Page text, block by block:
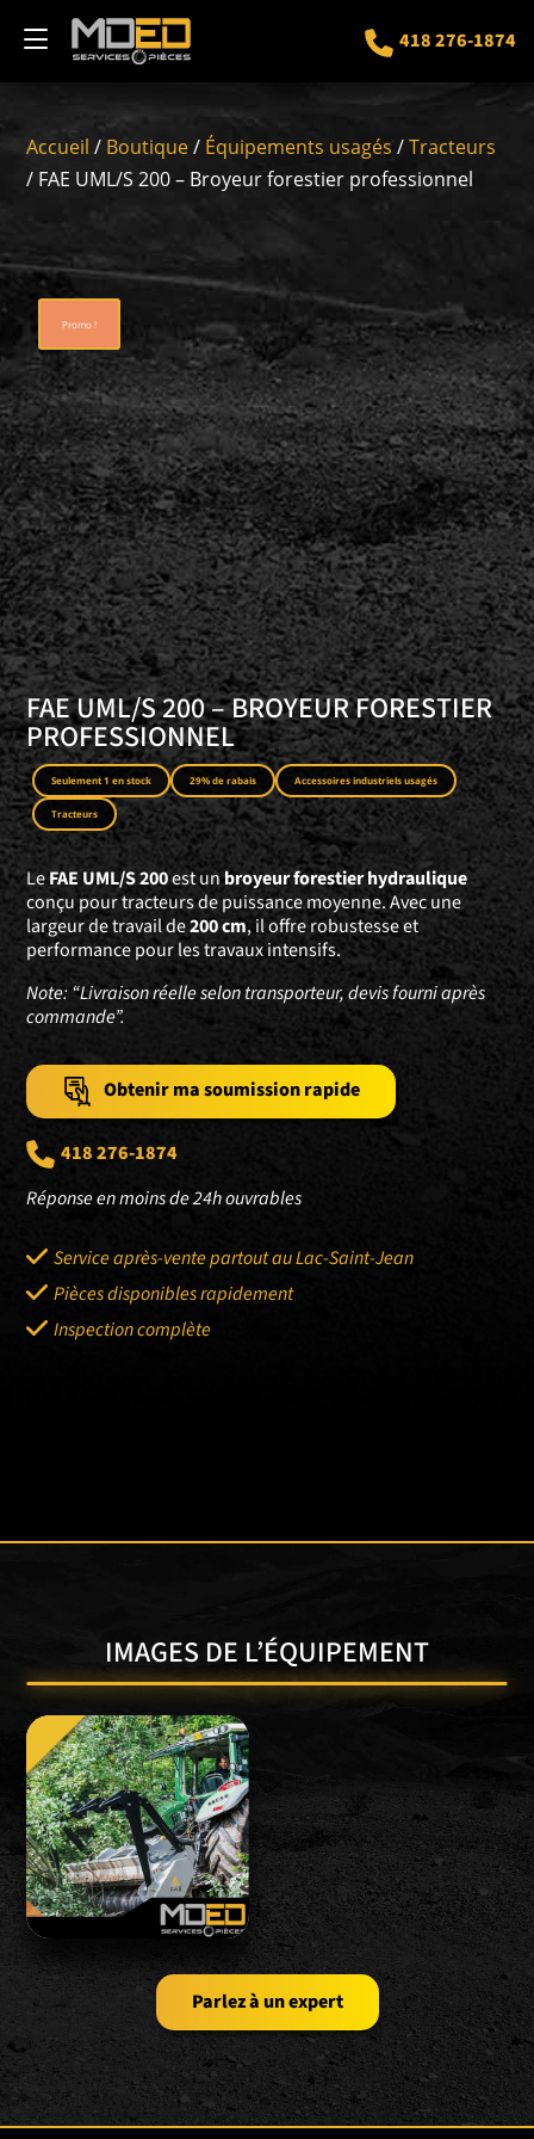
418 276-1874
Accueil / Boutique/ Équipements usagés /Tracteurs
/ FAE UML/S 200 – Broyeur forestier professionnel
Promo !
FAE UML/S 200 – BROYEUR FORESTIER
PROFESSIONNEL
Seulement 1 en stock 29% de rabais Accessoires industriels usagés
Tracteurs
LeFAE UML/S 200est unbroyeur forestier hydraulique
conçu pour tracteurs de puissance moyenne. Avec une
largeur de travail de200 cm, il offre robustesse et
performance pour les travaux intensifs.
Note: “Livraison réelle selon transporteur, devis fourni après
commande”.
Obtenir ma soumission rapide
418 276-1874
Réponse en moins de 24h ouvrables
Service après-vente partout au Lac-Saint-Jean
Pièces disponibles rapidement
Inspection complète
IMAGES DE L’ÉQUIPEMENT
Parlez à un expert